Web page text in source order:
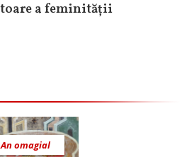
a feminității
An omagial